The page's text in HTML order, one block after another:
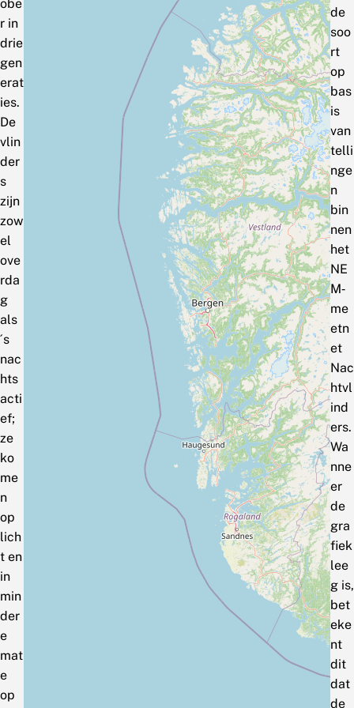
obe
r in
drie
gen
erat
ies.
De
vlin
der
s
zijn
zow
el
ove
rda
g
als
´s
nac
hts
acti
ef;
ze
ko
me
n
op
lich
t en
in
min
der
e
mat
e
op
de
soo
rt
op
bas
is
van
telli
nge
n
bin
nen
het
NE
M‑
me
etn
et
Nac
htvl
ind
ers.
Wa
nne
er
de
gra
fiek
lee
g is,
bet
eke
nt
dit
dat
de